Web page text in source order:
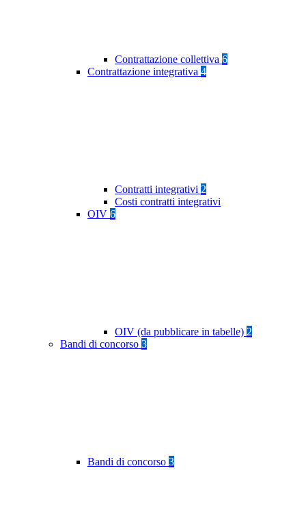
Contrattazione collettiva 6
Contrattazione integrativa 4
Contratti integrativi 2
Costi contratti integrativi
OIV 6
OIV (da pubblicare in tabelle) 2
Bandi di concorso 3
Bandi di concorso 3